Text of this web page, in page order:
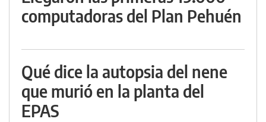
computadoras del Plan Pehuén
Qué dice la autopsia del nene
que murió en la planta del
EPAS